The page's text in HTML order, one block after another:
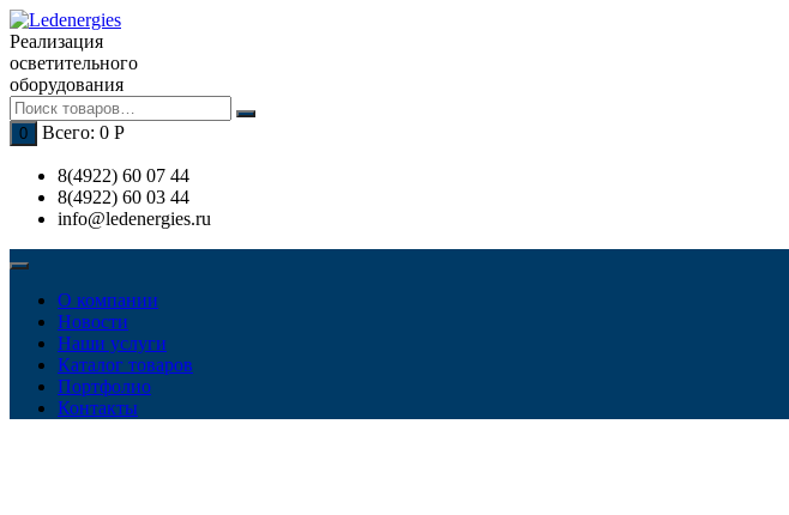
Перейти
к
содержимому
Реализация
осветительного
оборудования
0 Всего: 0 Р
8(4922) 60 07 44
8(4922) 60 03 44
info@ledenergies.ru
О компании
Новости
Наши услуги
Каталог товаров
Портфолио
Контакты